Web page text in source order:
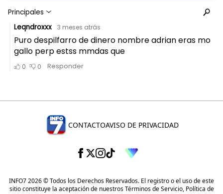
CONTACTOAVISO DE PRIVACIDAD
INFO7 2026 © Todos los Derechos Reservados. El registro o el uso de este
sitio constituye la aceptación de nuestrosTérminos de Servicio, Política de